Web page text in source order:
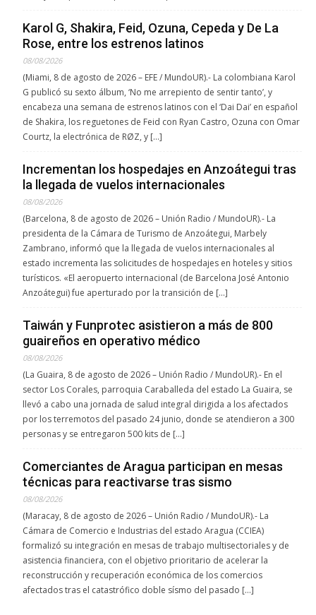
Karol G, Shakira, Feid, Ozuna, Cepeda y De La
Rose, entre los estrenos latinos
08/08/2026
(Miami, 8 de agosto de 2026 – EFE / MundoUR).- La colombiana Karol
G publicó su sexto álbum, ‘No me arrepiento de sentir tanto’, y
encabeza una semana de estrenos latinos con el ‘Dai Dai’ en español
de Shakira, los reguetones de Feid con Ryan Castro, Ozuna con Omar
Courtz, la electrónica de RØZ, y […]
Incrementan los hospedajes en Anzoátegui tras
la llegada de vuelos internacionales
08/08/2026
(Barcelona, 8 de agosto de 2026 – Unión Radio / MundoUR).- La
presidenta de la Cámara de Turismo de Anzoátegui, Marbely
Zambrano, informó que la llegada de vuelos internacionales al
estado incrementa las solicitudes de hospedajes en hoteles y sitios
turísticos. «El aeropuerto internacional (de Barcelona José Antonio
Anzoátegui) fue aperturado por la transición de […]
Taiwán y Funprotec asistieron a más de 800
guaireños en operativo médico
08/08/2026
(La Guaira, 8 de agosto de 2026 – Unión Radio / MundoUR).- En el
sector Los Corales, parroquia Caraballeda del estado La Guaira, se
llevó a cabo una jornada de salud integral dirigida a los afectados
por los terremotos del pasado 24 junio, donde se atendieron a 300
personas y se entregaron 500 kits de […]
Comerciantes de Aragua participan en mesas
técnicas para reactivarse tras sismo
08/08/2026
(Maracay, 8 de agosto de 2026 – Unión Radio / MundoUR).- La
Cámara de Comercio e Industrias del estado Aragua (CCIEA)
formalizó su integración en mesas de trabajo multisectoriales y de
asistencia financiera, con el objetivo prioritario de acelerar la
reconstrucción y recuperación económica de los comercios
afectados tras el catastrófico doble sísmo del pasado […]